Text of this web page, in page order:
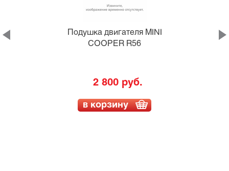
Подушка двигателя MINI
COOPER R56
2 800 руб.
в корзину